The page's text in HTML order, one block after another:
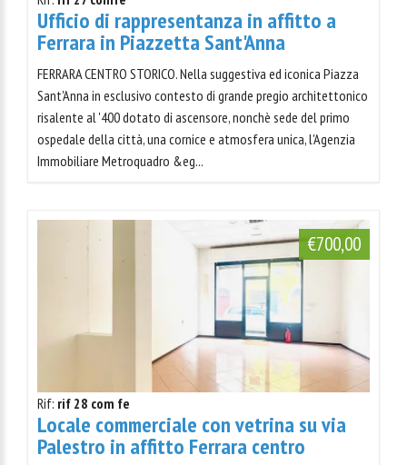
Ufficio di rappresentanza in affitto a
Ferrara in Piazzetta Sant'Anna
FERRARA CENTRO STORICO. Nella suggestiva ed iconica Piazza
Sant'Anna in esclusivo contesto di grande pregio architettonico
risalente al '400 dotato di ascensore, nonchè sede del primo
ospedale della città, una cornice e atmosfera unica, l'Agenzia
Immobiliare Metroquadro &eg...
€700,00
Rif: rif 28 com fe
Locale commerciale con vetrina su via
Palestro in affitto Ferrara centro